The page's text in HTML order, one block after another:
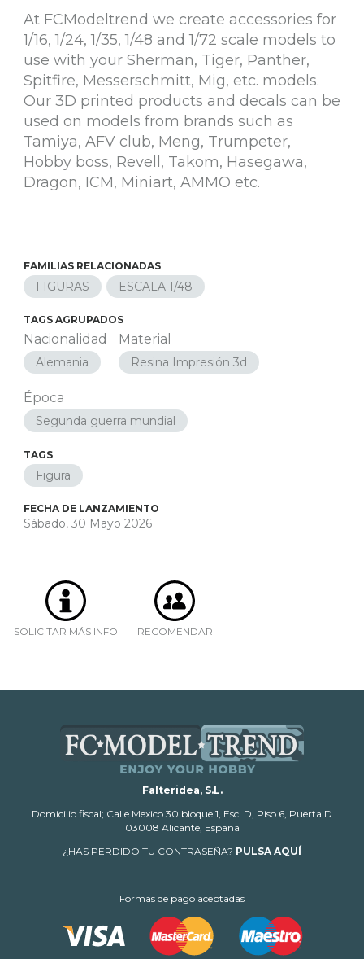
At FCModeltrend we create accessories for
1/16, 1/24, 1/35, 1/48 and 1/72 scale models to
use with your Sherman, Tiger, Panther,
Spitfire, Messerschmitt, Mig, etc. models.
Our 3D printed products and decals can be
used on models from brands such as
Tamiya, AFV club, Meng, Trumpeter,
Hobby boss, Revell, Takom, Hasegawa,
Dragon, ICM, Miniart, AMMO etc.
FAMILIAS RELACIONADAS
FIGURAS ESCALA 1/48
TAGS AGRUPADOS
Nacionalidad
Alemania
Material
Resina Impresión 3d
Época
Segunda guerra mundial
TAGS
Figura
FECHA DE LANZAMIENTO
Sábado, 30 Mayo 2026
SOLICITAR MÁS INFO RECOMENDAR
Falteridea, S.L.
Domicilio fiscal; Calle Mexico 30 bloque 1, Esc. D, Piso 6, Puerta D
03008 Alicante, España
¿HAS PERDIDO TU CONTRASEÑA? PULSA AQUÍ
Formas de pago aceptadas